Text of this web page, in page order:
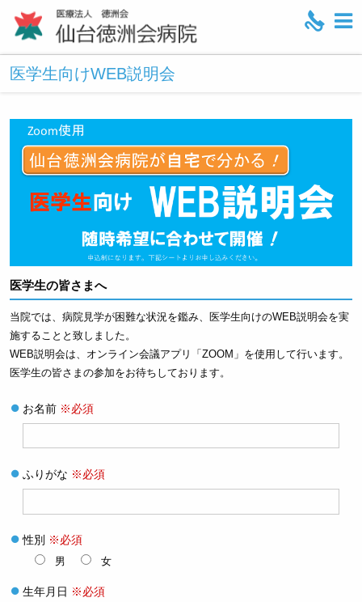
e
医学生向けWEB説明会
医学生の皆さまへ
当院では、病院見学が困難な状況を鑑み、医学生向けのWEB説明会を実
施することと致しました。
WEB説明会は、オンライン会議アプリ「ZOOM」を使用して行います。
医学生の皆さまの参加をお待ちしております。
お名前 ※必須
ふりがな ※必須
性別 ※必須
男 女
生年月日 ※必須